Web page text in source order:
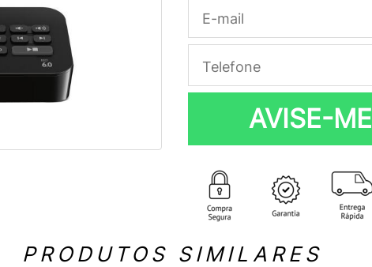
AVISE-ME
PRODUTOS SIMILARES